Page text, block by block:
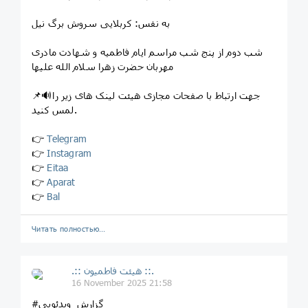
به نفس: کربلایی سروش برگ نیل
شب دوم از پنج شب مراسم ایام فاطمیه و شهادت مادری
مهربان حضرت زهرا سلام الله علیها
📌🔊جهت ارتباط با صفحات مجازی هیئت لینک های زیر را
لمس کنید.
👉Telegram
👉Instagram
👉 Eitaa
👉Aparat
👉 Bal
Читать полностью…
.:: هیئت فاطمیون ::.
16 November 2025 21:58
#گزارش_ویدئویی